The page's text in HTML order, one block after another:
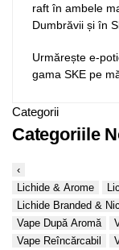
raft în ambele
Dumbrăvii și în
Urmărește e-
gama SKE pe
Categorii
Categoriile
‹
Lichide & Arome
Lichide Branded &
Vape După Aromă
Vape Reîncărcabil